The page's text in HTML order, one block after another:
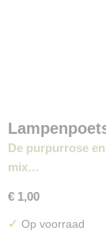
De purpurrose
mix…
€ 1,00
✓ Op voorraad